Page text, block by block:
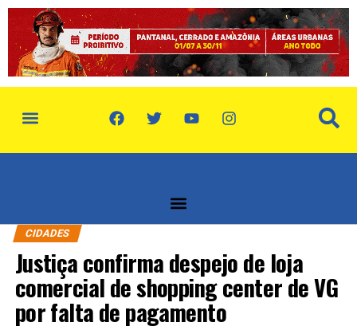
CIDADES
Justiça confirma despejo de loja
comercial de shopping center de VG
por falta de pagamento